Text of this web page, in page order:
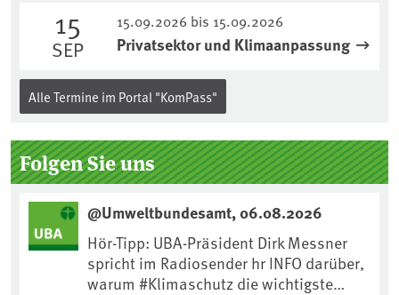
15
SEP
15.09.2026 bis 15.09.2026
Privatsektor und Klimaanpassung
Alle Termine im Portal "KomPass"
Folgen Sie uns
@Umweltbundesamt, 06.08.2026
Hör-Tipp: UBA-Präsident Dirk Messner
spricht im Radiosender hr INFO darüber,
warum #Klimaschutz die wichtigste